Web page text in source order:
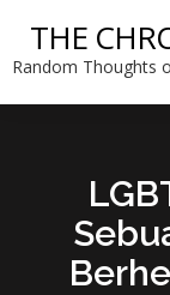
THE
Random Thoughts